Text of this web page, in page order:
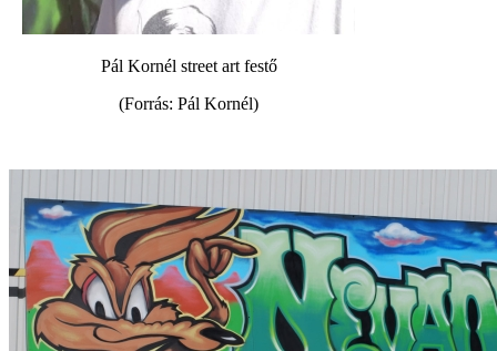
Pál Kornél street art festő
(Forrás: Pál Kornél)